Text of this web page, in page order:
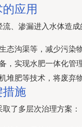
应用
、渗漏进入水体造
态沟渠等，减少污染
，实现水肥一体化管
堆肥等技术，将废弃
措施
了多层次治理方案：